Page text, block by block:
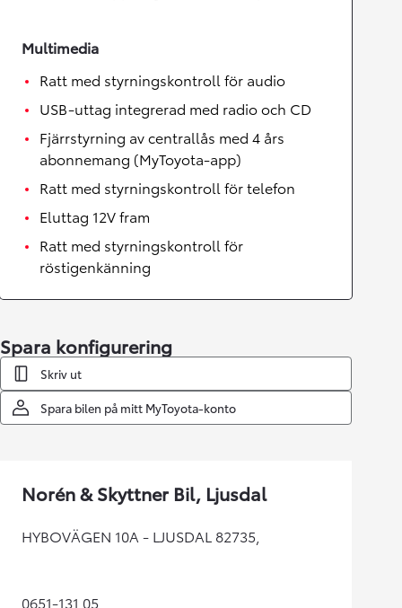
Multimedia
Ratt med styrningskontroll för audio
USB-uttag integrerad med radio och CD
Fjärrstyrning av centrallås med 4 års
abonnemang (MyToyota-app)
Ratt med styrningskontroll för telefon
Eluttag 12V fram
Ratt med styrningskontroll för
röstigenkänning
Spara konfigurering
Skriv ut
Spara bilen på mitt MyToyota-konto
Norén & Skyttner Bil, Ljusdal
HYBOVÄGEN 10A - LJUSDAL 82735,
0651-131 05